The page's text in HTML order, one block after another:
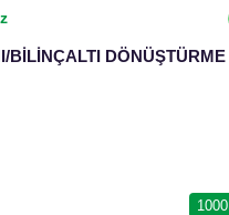
BİLİNÇALTI DÖNÜŞTÜRME
1000